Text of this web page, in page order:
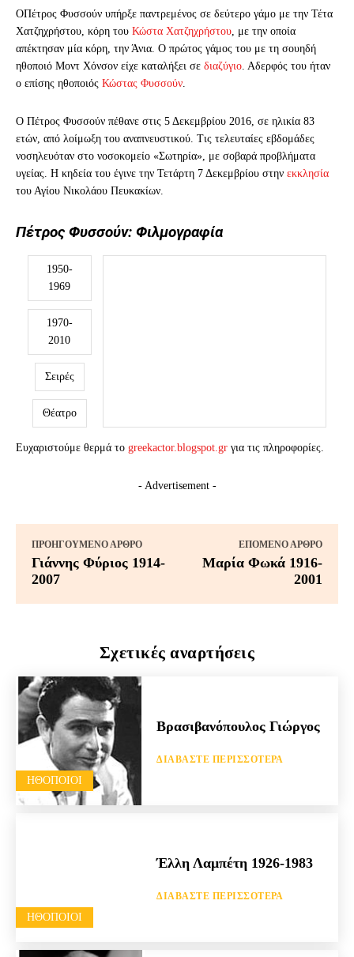
Σχετικές αναρτήσεις
HΘΟΠΟΙΟΊ
Βρασιβανόπουλος Γιώργος
ΔΙΑΒΆΣΤΕ ΠΕΡΙΣΣΌΤΕΡΑ
HΘΟΠΟΙΟΊ
Έλλη Λαμπέτη 1926-1983
ΔΙΑΒΆΣΤΕ ΠΕΡΙΣΣΌΤΕΡΑ
ΟΠέτρος Φυσσούν υπήρξε παντρεμένος σε δεύτερο γάμο με την Τέτα
Χατζηχρήστου, κόρη του Κώστα Χατζηχρήστου , με την οποία
απέκτησαν μία κόρη, την Άνια. Ο πρώτος γάμος του με τη σουηδή
ηθοποιό Μοντ Χόνσον είχε καταλήξει σε διαζύγιο . Αδερφός του ήταν
ο επίσης ηθοποιός Κώστας Φυσσούν
Ο Πέτρος Φυσσούν πέθανε στις 5 Δεκεμβρίου 2016, σε ηλικία 83
ετών, από λοίμωξη του αναπνευστικού. Τις τελευταίες εβδομάδες
νοσηλευόταν στο νοσοκομείο «Σωτηρία», με σοβαρά προβλήματα
υγείας. Η κηδεία του έγινε την Τετάρτη 7 Δεκεμβρίου στην εκκλησία
του Αγίου Νικολάου Πευκακίων.
Πέτρος Φυσσούν: Φιλμογραφία
1950-
1969
1970-
2010
Σειρές
Θέατρο
Ευχαριστούμε θερμά το greekactor.blogspot.gr για τις πληροφορίες.
- Advertisement -
ΠΡΟΗΓΟΎΜΕΝΟ ΆΡΘΡΟ
Γιάννης Φύριος 1914-
2007
ΕΠΌΜΕΝΟ ΆΡΘΡΟ
Μαρία Φωκά 1916-
2001